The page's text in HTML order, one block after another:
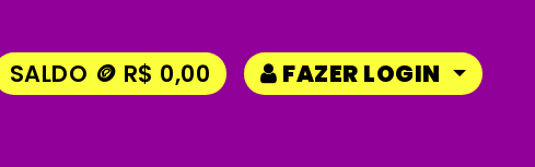
SALDO 🪙 R$ 0,00 FAZER LOGIN